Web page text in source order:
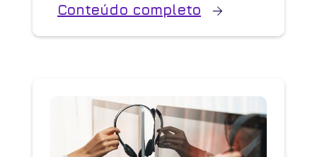
Conteúdo completo